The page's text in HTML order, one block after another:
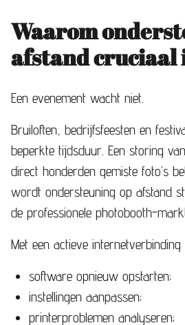
Waarom
afstand cruciaal
Een evenement wacht niet.
Bruiloften, bedrijfsfeesten en
beperkte tijdsduur. Een storing
direct honderden gemiste foto’s
wordt ondersteuning op afstand
de professionele photobooth-
Met een actieve
software opnieuw opstarten;
instellingen aanpassen;
printerproblemen analyseren;